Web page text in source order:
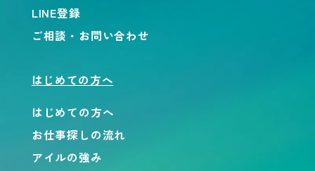
LINE登録
ご相談・お問い合わせ
はじめての方へ
はじめての方へ
お仕事探しの流れ
アイルの強み